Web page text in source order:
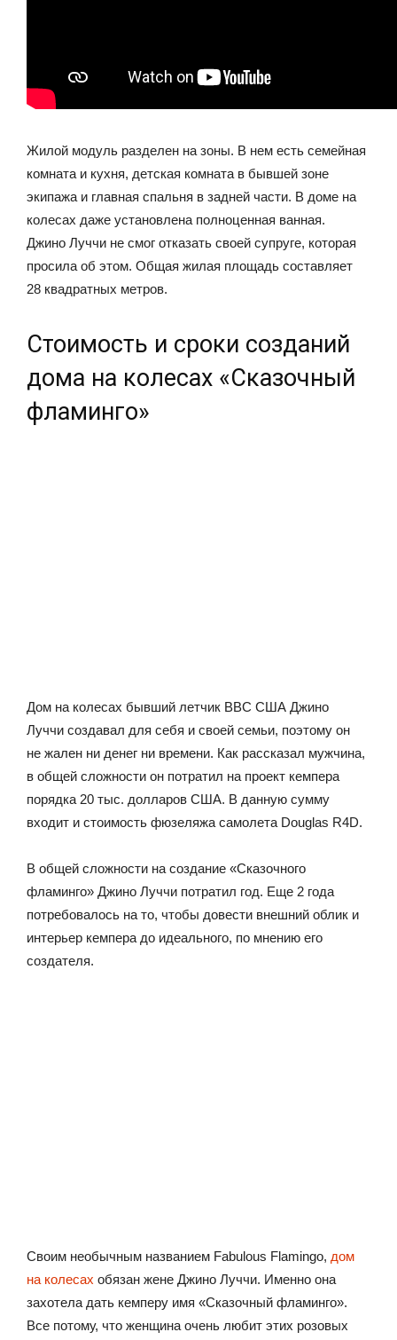
Жилой модуль разделен на зоны. В нем есть семейная
комната и кухня, детская комната в бывшей зоне
экипажа и главная спальня в задней части. В доме на
колесах даже установлена полноценная ванная.
Джино Луччи не смог отказать своей супруге, которая
просила об этом. Общая жилая площадь составляет
28 квадратных метров.
Стоимость и сроки созданий
дома на колесах «Сказочный
фламинго»
Дом на колесах бывший летчик ВВС США Джино
Луччи создавал для себя и своей семьи, поэтому он
не жален ни денег ни времени. Как рассказал мужчина,
в общей сложности он потратил на проект кемпера
порядка 20 тыс. долларов США. В данную сумму
входит и стоимость фюзеляжа самолета Douglas R4D.
В общей сложности на создание «Сказочного
фламинго» Джино Луччи потратил год. Еще 2 года
потребовалось на то, чтобы довести внешний облик и
интерьер кемпера до идеального, по мнению его
создателя.
Своим необычным названием Fabulous Flamingo, дом
на колесах обязан жене Джино Луччи. Именно она
захотела дать кемперу имя «Сказочный фламинго».
Все потому, что женщина очень любит этих розовых